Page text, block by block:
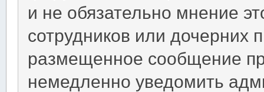
и не обязательно мнение
сотрудников или дочерних
размещенное сообщение
немедленно уведомить